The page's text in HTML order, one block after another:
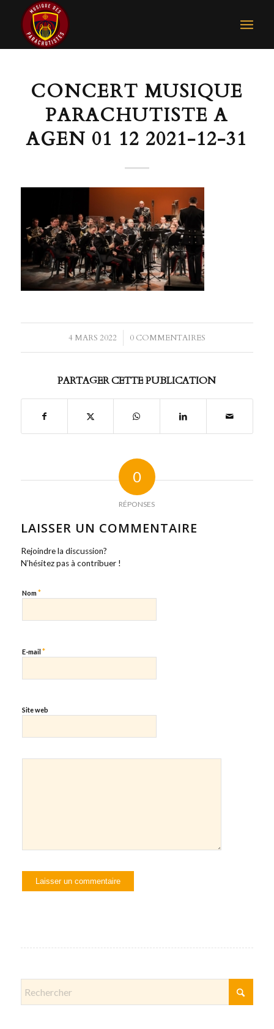
CONCERT MUSIQUE
PARACHUTISTE A
AGEN 01 12 2021-12-31
4 MARS 2022
/ 0 COMMENTAIRES
PARTAGER CETTE PUBLICATION
0
RÉPONSES
LAISSER UN COMMENTAIRE
Rejoindre la discussion?
N’hésitez pas à contribuer !
Nom*
E-mail *
Site web